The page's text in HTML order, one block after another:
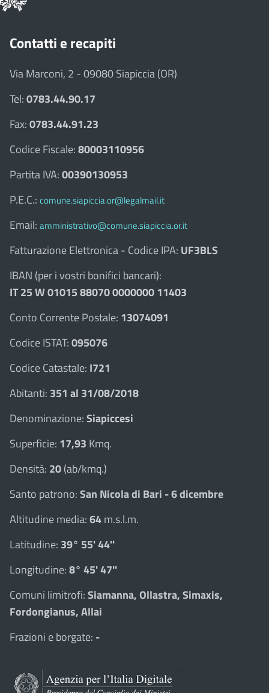
Contatti e recapiti
Via Marconi, 2 - 09080 Siapiccia (OR)
Tel:0783.44.90.17
Fax:0783.44.91.23
Codice Fiscale:80003110956
Partita IVA:00390130953
P.E.C.: comune.siapiccia.or@legalmail.it
Email: amministrativo@comune.siapiccia.or.it
Fatturazione Elettronica - Codice IPA: UF3BLS
IBAN (per i vostri bonifici bancari):
IT 25 W 01015 88070 0000000 11403
Conto Corrente Postale: 13074091
Codice ISTAT:095076
Codice Catastale: I721
Abitanti: 351 al 31/08/2018
Denominazione:Siapiccesi
Superficie: 17,93 Kmq.
Densità: 20(ab/kmq.)
Santo patrono:San Nicola di Bari - 6 dicembre
Altitudine media:64m.s.l.m.
Latitudine: 39° 55' 44''
Longitudine:8° 45' 47''
Comuni limitrofi:Siamanna, Ollastra, Simaxis,
Fordongianus, Allai
Frazioni e borgate: -